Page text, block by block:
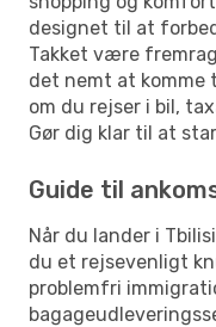
designet til at
Takket være
det nemt at komme
om du rejser i bil,
Gør dig klar til at
Guide til
Når du lander i
du et rejsevenligt
problemfri